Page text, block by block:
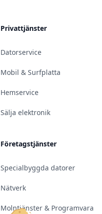
Privattjänster
Datorservice
Mobil & Surfplatta
Hemservice
Sälja elektronik
Företagstjänster
Specialbyggda datorer
Nätverk
Molntjänster & Programvara